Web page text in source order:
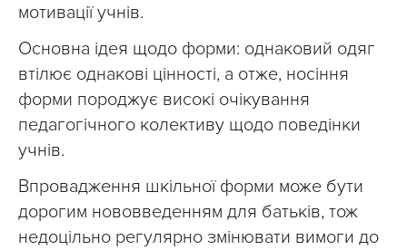
мотивації учнів.
Основна ідея щодо форми: однаковий одяг
втілює однакові цінності, а отже, носіння
форми породжує високі очікування
педагогічного колективу щодо поведінки
учнів.
Впровадження шкільної форми може бути
дорогим нововведенням для батьків, тож
недоцільно регулярно змінювати вимоги до